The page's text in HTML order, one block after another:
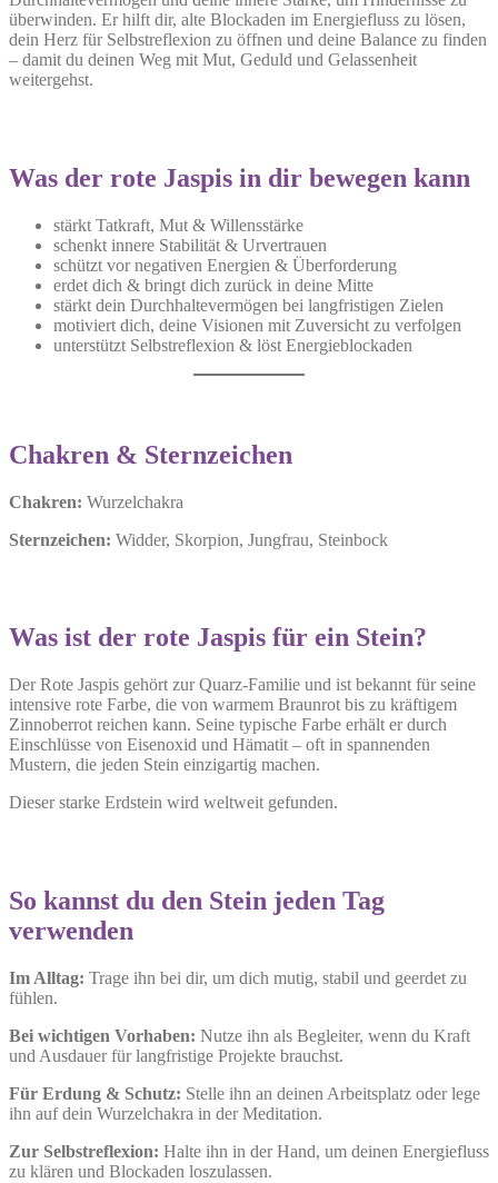
überwinden. Er hilft dir, alte Blockaden im Energiefluss zu lösen,
dein Herz für Selbstreflexion zu öffnen und deine Balance zu finden
– damit du deinen Weg mit Mut, Geduld und Gelassenheit
weitergehst.
Was der rote Jaspis in dir bewegen kann
stärkt Tatkraft, Mut & Willensstärke
schenkt innere Stabilität & Urvertrauen
schützt vor negativen Energien & Überforderung
erdet dich & bringt dich zurück in deine Mitte
stärkt dein Durchhaltevermögen bei langfristigen Zielen
motiviert dich, deine Visionen mit Zuversicht zu verfolgen
unterstützt Selbstreflexion & löst Energieblockaden
Chakren & Sternzeichen
Chakren: Wurzelchakra
Sternzeichen: Widder, Skorpion, Jungfrau, Steinbock
Was ist der rote Jaspis für ein Stein?
Der Rote Jaspis gehört zur Quarz-Familie und ist bekannt für seine
intensive rote Farbe, die von warmem Braunrot bis zu kräftigem
Zinnoberrot reichen kann. Seine typische Farbe erhält er durch
Einschlüsse von Eisenoxid und Hämatit – oft in spannenden
Mustern, die jeden Stein einzigartig machen.
Dieser starke Erdstein wird weltweit gefunden.
So kannst du den Stein jeden Tag
verwenden
Im Alltag: Trage ihn bei dir, um dich mutig, stabil und geerdet zu
fühlen.
Bei wichtigen Vorhaben: Nutze ihn als Begleiter, wenn du Kraft
und Ausdauer für langfristige Projekte brauchst.
Für Erdung & Schutz: Stelle ihn an deinen Arbeitsplatz oder lege
ihn auf dein Wurzelchakra in der Meditation.
Zur Selbstreflexion: Halte ihn in der Hand, um deinen Energiefluss
zu klären und Blockaden loszulassen.